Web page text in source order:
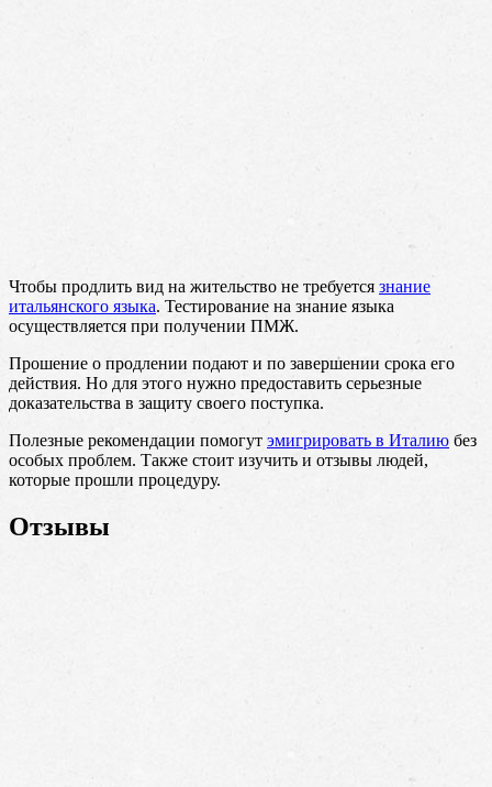
Чтобы продлить вид на жительство не требуется знание
итальянского языка. Тестирование на знание языка
осуществляется при получении ПМЖ.
Прошение о продлении подают и по завершении срока его
действия. Но для этого нужно предоставить серьезные
доказательства в защиту своего поступка.
Полезные рекомендации помогут эмигрировать в Италию без
особых проблем. Также стоит изучить и отзывы людей,
которые прошли процедуру.
Отзывы